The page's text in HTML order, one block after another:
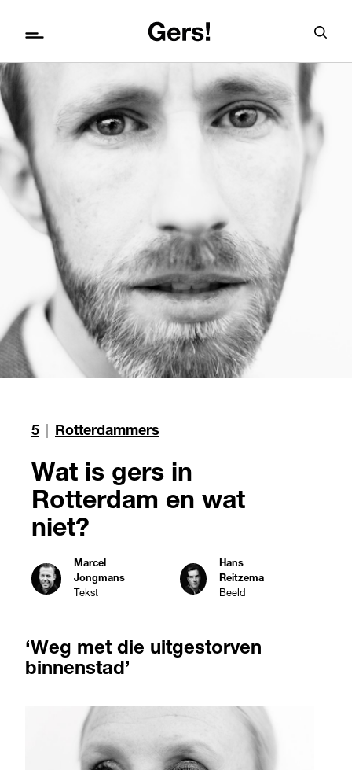
5 Rotterdammers
Wat is gers in
Rotterdam en wat
niet?
Marcel
Jongmans
Tekst
Hans
Reitzema
Beeld
‘Weg met die uitgestorven
binnenstad’